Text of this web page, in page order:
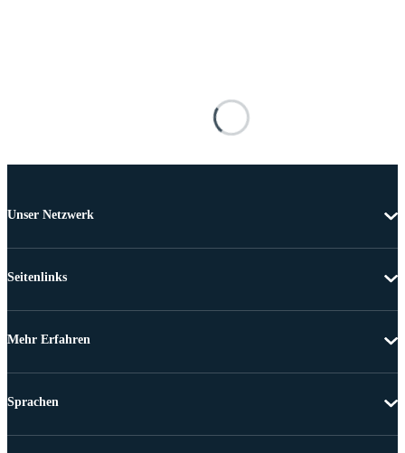
Unser Netzwerk
Seitenlinks
Mehr Erfahren
Sprachen